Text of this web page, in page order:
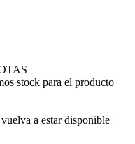
stock para el producto
a estar disponible